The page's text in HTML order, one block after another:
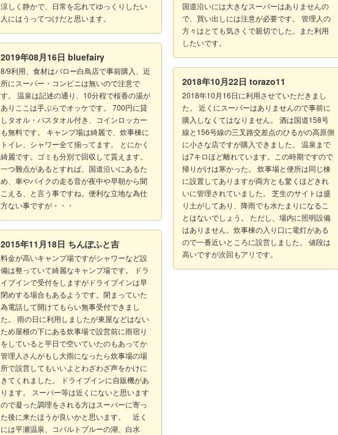
涼しく静かで、日常を忘れてゆっくりしたい
人にはうってつけだと思います。
国道沿いには大きなスーパーはありませんの
で、買い出しには注意が必要です。 管理人の
方々はとても気さくで親切でした。また利用
したいです。
2019年08月16日 bluefairy
8/9利用、食材はバロー白鳥店で事前購入、近
所にスーパー・コンビニは無いので注意で
す。 温泉は記述の通り、10分程で桜香の湯が
ありここは手ぶらでオッケです。 700円に貸
しタオル・バスタオル付き、コインロッカー
も無料です。 キャンプ場は綺麗で、炊事棟に
トイレ、シャワー全て揃ってます。 とにかく
綺麗です。ゴミも分別で回収して貰えます。
一つ難点があるとすれば、国道沿いにあるた
め、車やバイクの走る音が夜中や早朝から聞
こえる、と言う事ですね。便利な立地な為仕
方ない事ですが・・・
2018年10月22日 torazo11
2018年10月16日に利用させていただきまし
た。 近くにスーパーはありませんので事前に
購入しなくてはなりません。 酒は国道158号
線と156号線の三叉路交差点のひるがの高原側
に小さな店ですが購入できました。 温泉まで
は7キロほど離れています。この時期ですので
帰りがけは寒かった。 炊事場と便所は同じ棟
に設置してありますが両方とも驚くほどきれ
いに管理されていました。 芝生のサイトは盛
り土がしてあり、降雨でも水たまりになるこ
とはないでしょう。 ただし、場内に照明設備
はありません。炊事棟の入り口に電灯がある
ので一番近いところに設営しました。 値段は
高いですが次回もアリです。
2015年11月18日 ちんぽふと吉
料金が高いキャンプ場ですがシャワーなど設
備は整っていて綺麗なキャンプ場です。 ドラ
イブインで受付をしますがドライブインは早
閉めする場合もあるようです。閉まっていた
為電話して開けてもらい無事受付できまし
た。 雨の日に利用しましたが東屋などはない
ため屋根の下にある炊事場で設営前に雨宿り
をしていると平日で空いていたのもあってか
管理人さんがもし大雨になったら炊事場の場
所で設営してもいいよとわざわざ声をかけに
きてくれました。 ドライブインに自販機があ
ります。 スーパー等は近くにないと思います
ので凝った調理をされる方はスーパーに寄っ
た後に来たほうが良いかと思います。 近く
には平瀬温泉、コバルトブルーの湖、白水